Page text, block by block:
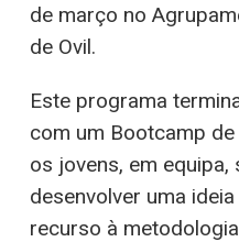
de março no
de Ovil.
Este programa
com um Bootcamp
os jovens, em
desenvolver uma
recurso à